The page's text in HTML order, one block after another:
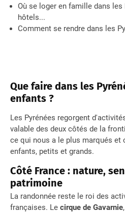
Où se loger en famille dans les
hôtels...
Comment se rendre dans les
Que faire dans les
enfants ?
Les Pyrénées regorgent
valable des deux côtés de la
ce qui nous a le plus marqués et
enfants, petits et grands.
Côté France : nature,
patrimoine
La randonnée reste le roi des
françaises. Le cirque de Gavarnie